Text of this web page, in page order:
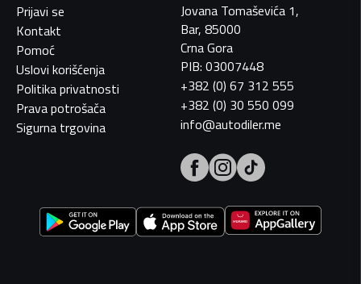
Prijavi se
Kontakt
Pomoć
Uslovi korišćenja
Politika privatnosti
Prava potrošača
Sigurna trgovina
Jovana Tomaševića 1,
Bar, 85000
Crna Gora
PIB: 03007448
+382 (0) 67 312 555
+382 (0) 30 550 099
info@autodiler.me